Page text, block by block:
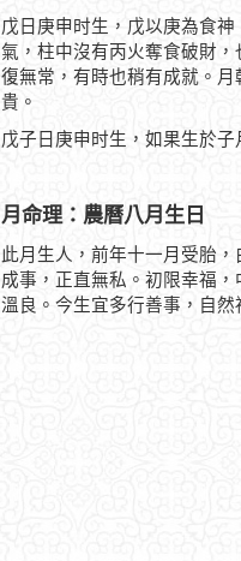
戊日庚申时生，戊以庚為食
氣，柱中沒有丙火奪食破財
復無常，有時也稍有成就。
貴。
戊子日庚申时生，如果生於
月命理：農曆八月生日
此月生人，前年十一月受胎
成事，正直無私。初限幸福
溫良。今生宜多行善事，自然